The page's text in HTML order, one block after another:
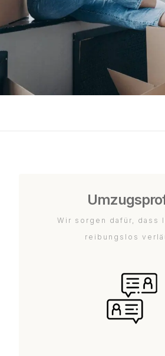
Wir sorgen dafür, dass
reibungslos